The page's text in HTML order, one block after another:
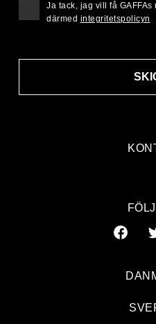
Ja tack, jag vill få
därmed integritetspolicyn